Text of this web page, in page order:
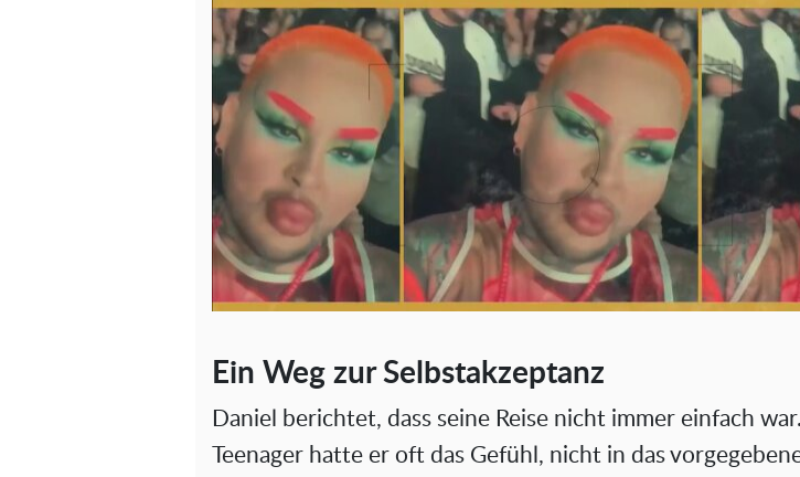
Ein Weg zur Selbstakzeptanz
Daniel berichtet, dass seine Reise nicht immer einfach
Teenager hatte er oft das Gefühl, nicht in das